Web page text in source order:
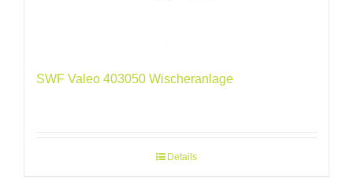
SWF Valeo 403050 Wischeranlage
Details